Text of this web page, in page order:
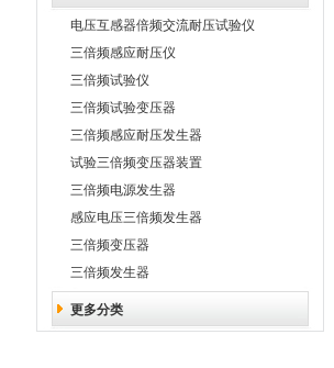
电压互感器倍频交流耐压试验仪
三倍频感应耐压仪
三倍频试验仪
三倍频试验变压器
三倍频感应耐压发生器
试验三倍频变压器装置
三倍频电源发生器
感应电压三倍频发生器
三倍频变压器
三倍频发生器
更多分类